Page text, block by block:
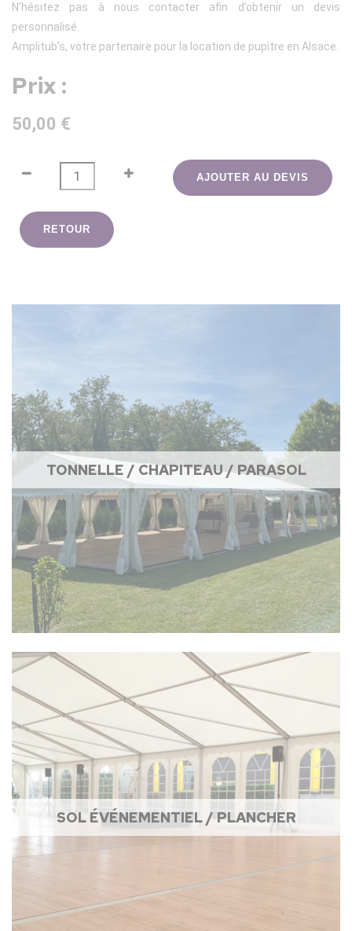
N’hésitez pas à nous contacter afin d’obtenir un devis
personnalisé.
Amplitub's, votre partenaire pour la location de pupitre en Alsace.
Prix :
50,00 €
AJOUTER AU DEVIS
RETOUR
TONNELLE / CHAPITEAU / PARASOL
SOL ÉVÉNEMENTIEL / PLANCHER